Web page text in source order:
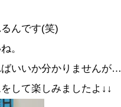
んです(笑)
。
いいか分かりませんが…
して楽しみましたよ↓↓